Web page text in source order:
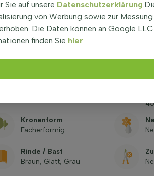
(cm)
14-16
Grün
Kronenform
Fächerförmig
Rinde / Bast
Braun, Glatt, Grau
Sie auf unsere Datenschutzerklärung
von Werbung sowie zur
Die Daten können an Google
finden Sie hier.